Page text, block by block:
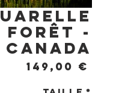
forêt -
Canada
149,00 €